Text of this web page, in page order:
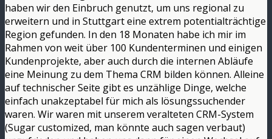
haben wir den Einbruch genutzt, um uns regional zu
erweitern und in Stuttgart eine extrem potentialträchtige
Region gefunden. In den 18 Monaten habe ich mir im
Rahmen von weit über 100 Kundenterminen und einigen
Kundenprojekte, aber auch durch die internen Abläufe
eine Meinung zu dem Thema CRM bilden können. Alleine
auf technischer Seite gibt es unzählige Dinge, welche
einfach unakzeptabel für mich als lösungssuchender
waren. Wir waren mit unserem veralteten CRM-System
(Sugar customized, man könnte auch sagen verbaut)